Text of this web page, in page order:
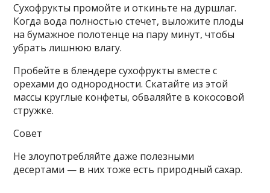
Сухофрукты промойте и откиньте на дуршлаг.
Когда вода полностью стечет, выложите плоды
на бумажное полотенце на пару минут, чтобы
убрать лишнюю влагу.
Пробейте в блендере сухофрукты вместе с
орехами до однородности. Скатайте из этой
массы круглые конфеты, обваляйте в кокосовой
стружке.
Совет
Не злоупотребляйте даже полезными
десертами — в них тоже есть природный сахар.